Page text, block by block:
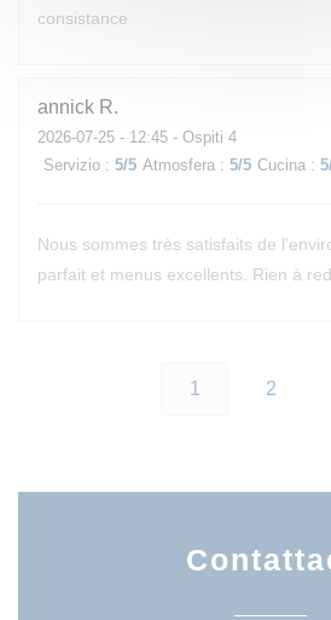
consistance
annick R
2026-07-25 - 12:45 - Ospiti 4
Servizio : 5/5 Atmosfera : 5/5 Cucina : 5
Nous sommes très satisfaits de
parfait et menus excellents. Rien à
1 2